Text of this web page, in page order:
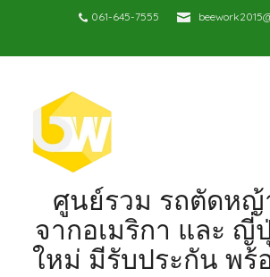
061-645-7555
ศูนย์รวม รถตัดห
จากอเมริกา และ ญี่
ใหม่ มีรับประกัน พร้